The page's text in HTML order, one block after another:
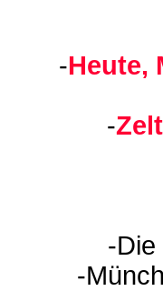
-Heute,
-
-Die
-